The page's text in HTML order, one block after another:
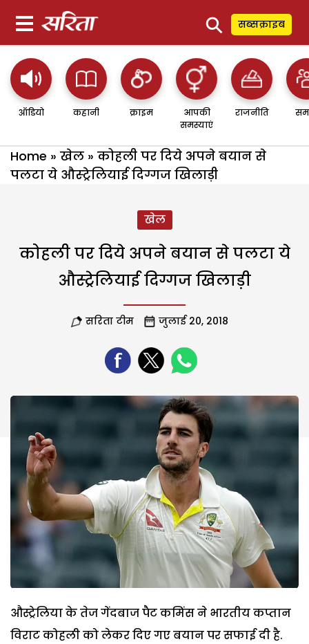
⚲ सब्सक्राइब
ऑडियो कहानी क्राइम
आपकी
समस्याएं
राजनीति
Home » खेल » कोहली पर दिये अपने बयान से
पलटा ये औस्ट्रेलियाई दिग्गज खिलाड़ी
खेल
कोहली पर दिये अपने बयान से पलटा ये
औस्ट्रेलियाई दिग्गज खिलाड़ी
सरिता टीम जुलाई 20, 2018
औस्ट्रेलिया के तेज गेंदबाज पैट कमिंस ने भारतीय कप्तान
विराट कोहली को लेकर दिए गए बयान पर सफाई दी है.